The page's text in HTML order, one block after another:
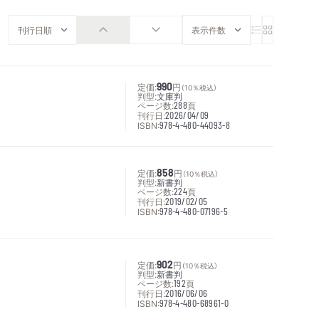
定価:990円 （10％税込）
判型:文庫判
ページ数:288頁
刊行日:2026/04/09
ISBN:978-4-480-44093-8
定価:858円 （10％税込）
判型:新書判
ページ数:224頁
刊行日:2019/02/05
ISBN:978-4-480-07196-5
定価:902円 （10％税込）
判型:新書判
ページ数:192頁
刊行日:2016/06/06
ISBN:978-4-480-68961-0